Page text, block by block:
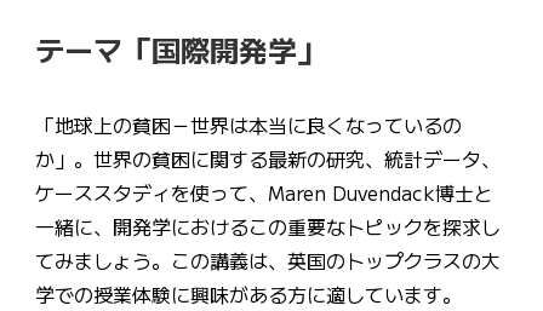
テーマ「国際開発学」
「地球上の貧困－世界は本当に良くなっているの
か」。世界の貧困に関する最新の研究、統計データ、
ケーススタディを使って、Maren Duvendack博士と
一緒に、開発学におけるこの重要なトピックを探求し
てみましょう。この講義は、英国のトップクラスの大
学での授業体験に興味がある方に適しています。